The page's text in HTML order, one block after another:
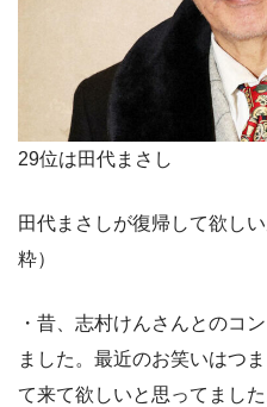
29位は田代まさし
田代まさしが復帰して欲し
粋）
・昔、志村けんさんとのコ
ました。最近のお笑いはつ
て来て欲しいと思ってまし